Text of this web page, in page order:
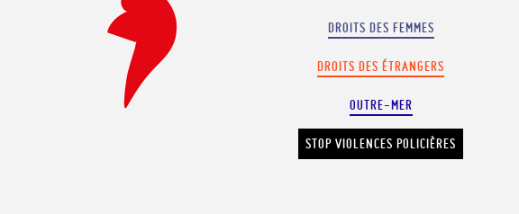
DROITS DES FEMMES
DROITS DES ÉTRANGERS
OUTRE-MER
STOP VIOLENCES POLICIÈRES